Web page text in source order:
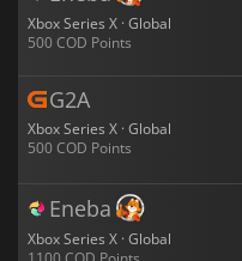
Xbox Series X · Global
500 COD Points
G2A
Xbox Series X · Global
500 COD Points
Eneba
Xbox Series X · Global